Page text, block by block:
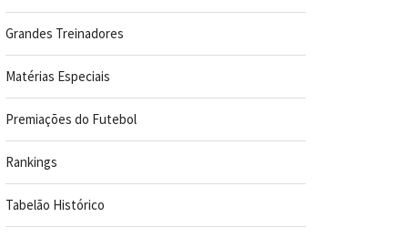
Grandes Treinadores
Matérias Especiais
Premiações do Futebol
Rankings
Tabelão Histórico